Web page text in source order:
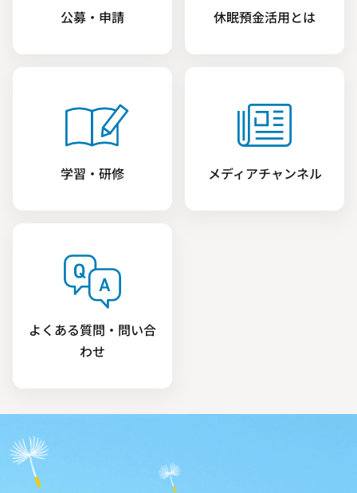
公募・申請 休眠預金活用とは
学習・研修 メディアチャンネル
よくある質問・問い合
わせ